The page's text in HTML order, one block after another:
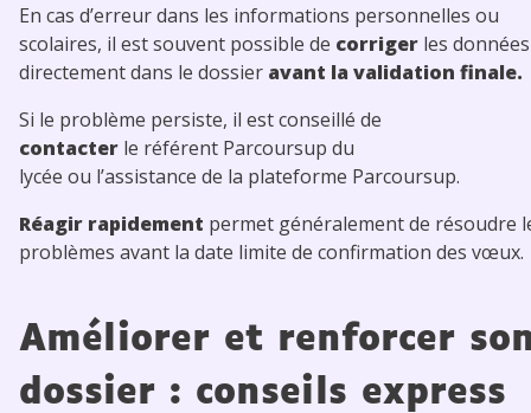
En cas d’erreur dans les informations personnelles ou
scolaires, il est souvent possible de corriger les données
directement dans le dossier avant la validation finale.
Si le problème persiste, il est conseillé de
contacter le référent Parcoursup du
lycée ou l’assistance de la plateforme Parcoursup.
Réagir rapidement permet généralement de résoudre
problèmes avant la date limite de confirmation des vœux.
Améliorer et renforcer
dossier : conseils express